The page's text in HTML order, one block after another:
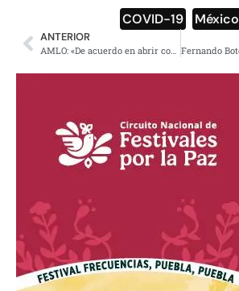
COVID-19 México
ANTERIOR
AMLO: «De acuerdo en abrir conversaciones de Guerreros Unidos en EE.UU.»